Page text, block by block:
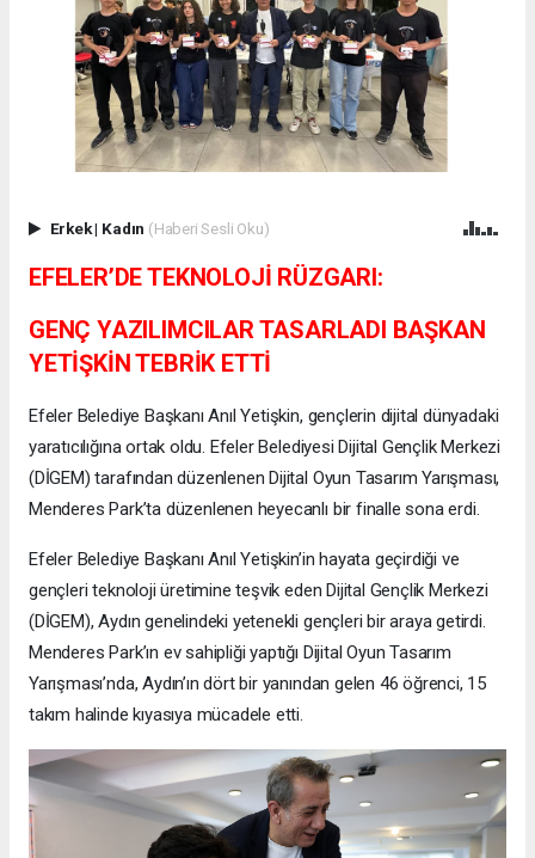
Erkek| Kadın (Haberi Sesli Oku)
EFELER’DE TEKNOLOJİ RÜZGARI:
GENÇ YAZILIMCILAR TASARLADI BAŞKAN
YETİŞKİN TEBRİK ETTİ
Efeler Belediye Başkanı Anıl Yetişkin, gençlerin dijital dünyadaki
yaratıcılığına ortak oldu. Efeler Belediyesi Dijital Gençlik Merkezi
(DİGEM) tarafından düzenlenen Dijital Oyun Tasarım Yarışması,
Menderes Park’ta düzenlenen heyecanlı bir finalle sona erdi.
Efeler Belediye Başkanı Anıl Yetişkin’in hayata geçirdiği ve
gençleri teknoloji üretimine teşvik eden Dijital Gençlik Merkezi
(DİGEM), Aydın genelindeki yetenekli gençleri bir araya getirdi.
Menderes Park’ın ev sahipliği yaptığı Dijital Oyun Tasarım
Yarışması’nda, Aydın’ın dört bir yanından gelen 46 öğrenci, 15
takım halinde kıyasıya mücadele etti.